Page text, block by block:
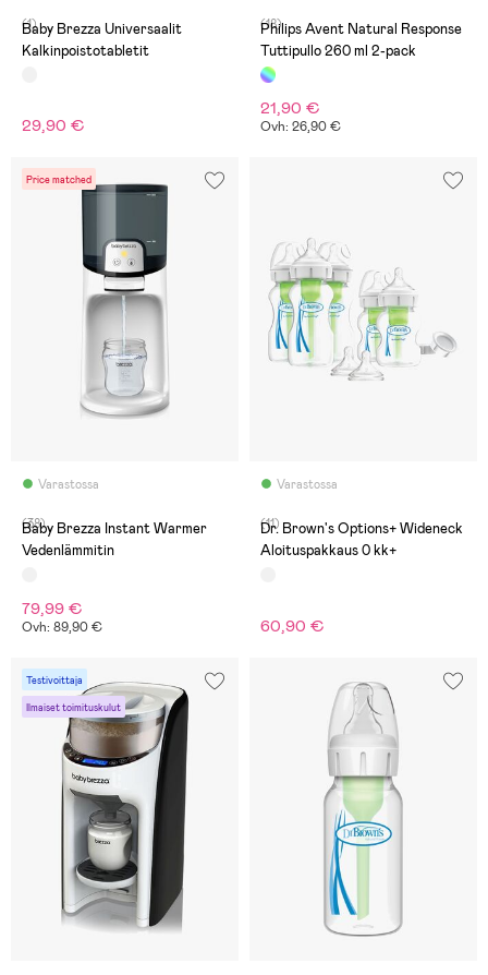
(1)
Baby Brezza Universaalit
Kalkinpoistotabletit
29,90 €
(18)
Philips Avent Natural Response
Tuttipullo 260 ml 2-pack
21,90 €
Ovh: 26,90 €
Price matched
Varastossa
(38)
Baby Brezza Instant Warmer
Vedenlämmitin
79,99 €
Ovh: 89,90 €
Varastossa
(11)
Dr. Brown's Options+ Wideneck
Aloituspakkaus 0 kk+
60,90 €
Testivoittaja
Ilmaiset toimituskulut